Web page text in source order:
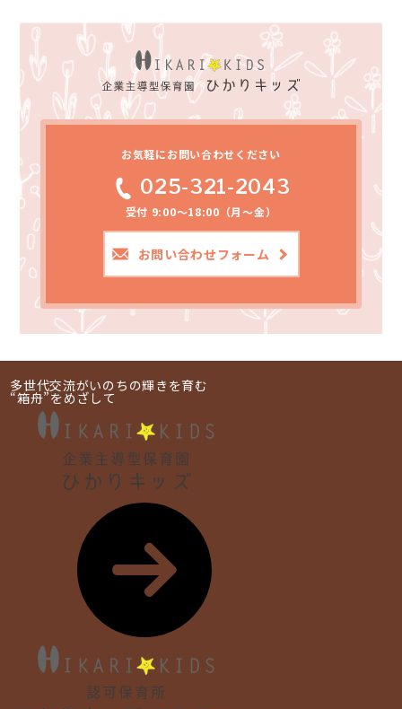
お気軽にお問い合わせください
025-321-2043
受付 9:00～18:00（月～金）
お問い合わせフォーム
多世代交流がいのちの輝きを育む
“箱舟”をめざして